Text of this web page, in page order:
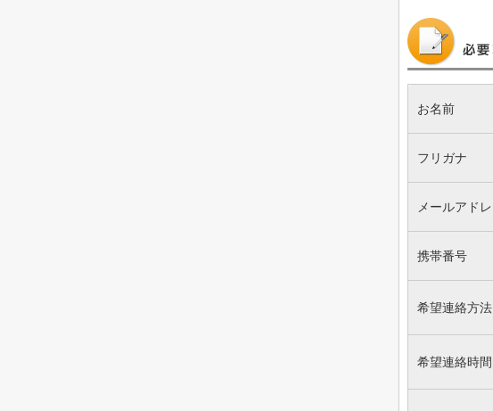
お名前
フリガナ
メールアド
携帯番号
希望連絡方法
希望連絡時間